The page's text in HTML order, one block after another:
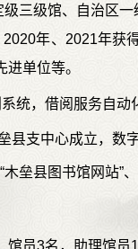
三级馆、自治区
年、2021年获
单位等。
统，借阅服务自动
县支中心成立，数
垒县图书馆网站”